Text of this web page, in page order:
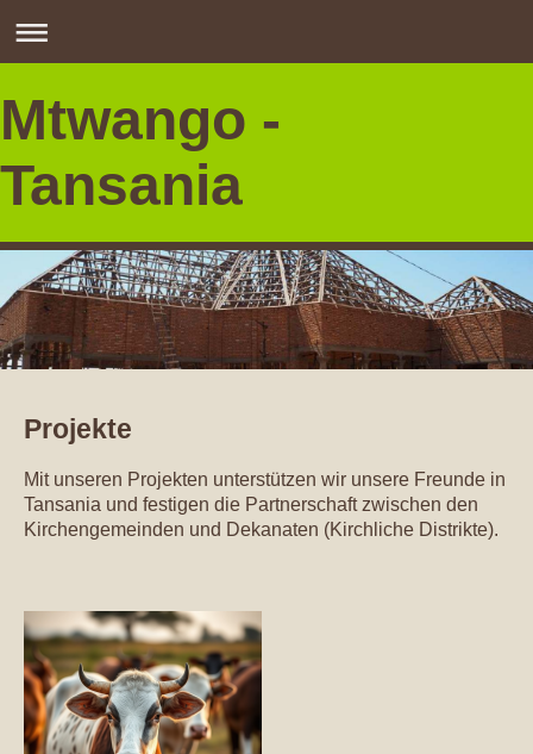
Mtwango -
Tansania
Projekte
Mit unseren Projekten unterstützen wir unsere Freunde in
Tansania und festigen die Partnerschaft zwischen den
Kirchengemeinden und Dekanaten (Kirchliche Distrikte).